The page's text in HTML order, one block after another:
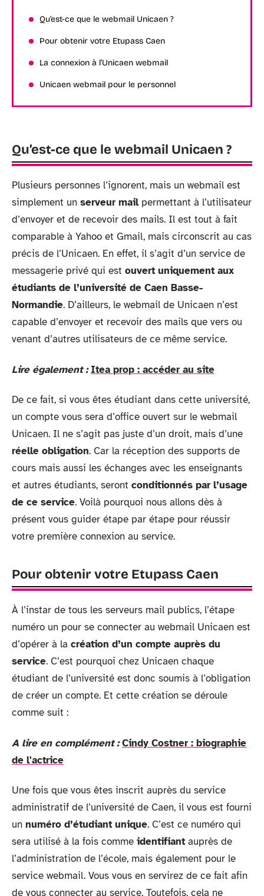
Qu’est-ce que le webmail Unicaen ?
Pour obtenir votre Etupass Caen
La connexion à l’Unicaen webmail
Unicaen webmail pour le personnel
Qu’est-ce que le webmail Unicaen ?
Plusieurs personnes l’ignorent, mais un webmail est
simplement un serveur mailpermettant à l’utilisateur
d’envoyer et de recevoir des mails. Il est tout à fait
comparable à Yahoo et Gmail, mais circonscrit au cas
précis de l’Unicaen. En effet, il s’agit d’un service de
messagerie privé qui est ouvert uniquement aux
étudiants de l’université de Caen Basse-
Normandie. D’ailleurs, le webmail de Unicaen n’est
capable d’envoyer et recevoir des mails que vers ou
venant d’autres utilisateurs de ce même service.
Lire également : Itea prop : accéder au site
De ce fait, si vous êtes étudiant dans cette université,
un compte vous sera d’office ouvert sur le webmail
Unicaen. Il ne s’agit pas juste d’un droit, mais d’une
réelle obligation. Car la réception des supports de
cours mais aussi les échanges avec les enseignants
et autres étudiants, seront conditionnés par l’usage
de ce service. Voilà pourquoi nous allons dès à
présent vous guider étape par étape pour réussir
votre première connexion au service.
Pour obtenir votre Etupass Caen
À l’instar de tous les serveurs mail publics, l’étape
numéro un pour se connecter au webmail Unicaen est
d’opérer à la création d’un compte auprès du
service. C’est pourquoi chez Unicaen chaque
étudiant de l’université est donc soumis à l’obligation
de créer un compte. Et cette création se déroule
comme suit :
A lire en complément : Cindy Costner : biographie
de l'actrice
Une fois que vous êtes inscrit auprès du service
administratif de l’université de Caen, il vous est fourni
un numéro d’étudiant unique. C’est ce numéro qui
sera utilisé à la fois comme identifiant auprès de
l’administration de l’école, mais également pour le
service webmail. Vous vous en servirez de ce fait afin
de vous connecter au service. Toutefois, cela ne